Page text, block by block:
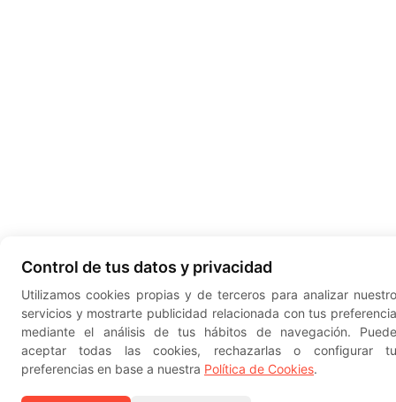
Control de tus datos y privacidad
Utilizamos cookies propias y de terceros para analizar
servicios y mostrarte publicidad relacionada con tus
mediante el análisis de tus hábitos de navegación.
aceptar todas las cookies, rechazarlas o configurar
preferencias en base a nuestra Política de Cookies.